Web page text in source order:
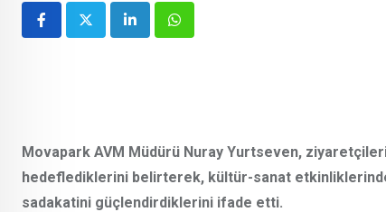
LinkedInWhatsapp
Movapark AVM Müdürü Nuray Yurtseven,
hedeflediklerini belirterek, kültür-sanat
sadakatini güçlendirdiklerini ifade etti.